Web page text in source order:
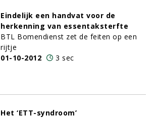
Eindelijk een handvat voor de
herkenning van essentaksterfte
BTL Bomendienst zet de feiten op een
rijtje
01-10-2012
3 sec
Het ‘ETT-syndroom’